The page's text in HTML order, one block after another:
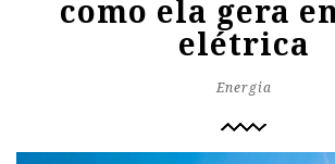
como ela gera
elétrica
Energia